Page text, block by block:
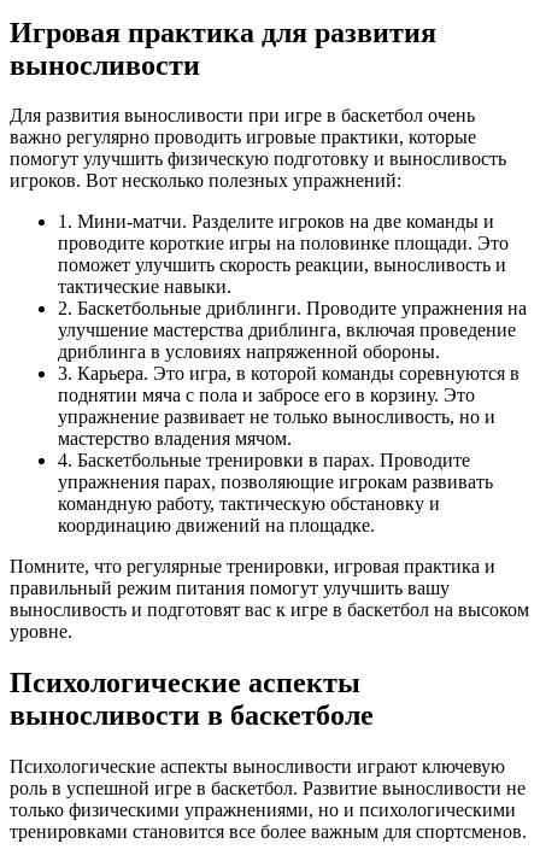
Игровая практика для развития
выносливости
Для развития выносливости при игре в баскетбол очень
важно регулярно проводить игровые практики, которые
помогут улучшить физическую подготовку и выносливость
игроков. Вот несколько полезных упражнений:
1. Мини-матчи. Разделите игроков на две команды и
проводите короткие игры на половинке площади. Это
поможет улучшить скорость реакции, выносливость и
тактические навыки.
2. Баскетбольные дриблинги. Проводите упражнения на
улучшение мастерства дриблинга, включая проведение
дриблинга в условиях напряженной обороны.
3. Карьера. Это игра, в которой команды соревнуются в
поднятии мяча с пола и забросе его в корзину. Это
упражнение развивает не только выносливость, но и
мастерство владения мячом.
4. Баскетбольные тренировки в парах. Проводите
упражнения парах, позволяющие игрокам развивать
командную работу, тактическую обстановку и
координацию движений на площадке.
Помните, что регулярные тренировки, игровая практика и
правильный режим питания помогут улучшить вашу
выносливость и подготовят вас к игре в баскетбол на высоком
уровне.
Психологические аспекты
выносливости в баскетболе
Психологические аспекты выносливости играют ключевую
роль в успешной игре в баскетбол. Развитие выносливости не
только физическими упражнениями, но и психологическими
тренировками становится все более важным для спортсменов.